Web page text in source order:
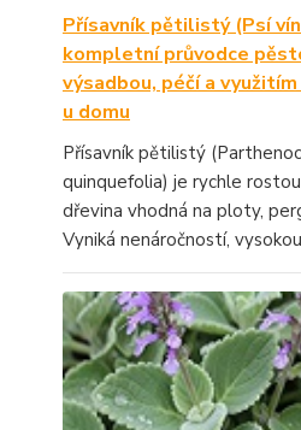
Přísavník pětilistý (Psí
kompletní průvodce
výsadbou, péčí a využitím
u domu
Přísavník pětilistý
quinquefolia) je rychle
dřevina vhodná na ploty,
Vyniká nenáročností,